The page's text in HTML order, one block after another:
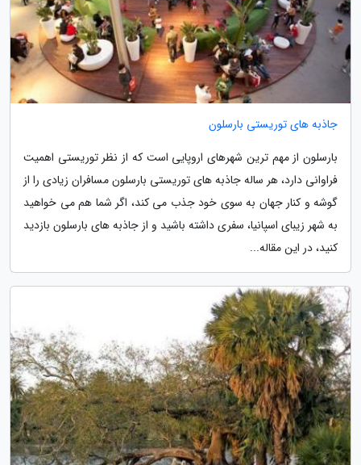
جاذبه های توریستی بارسلون
بارسلون از مهم ترین شهرهای اروپایی است که از نظر توریستی اهمیت
فراوانی دارد، هر ساله جاذبه های توریستی بارسلون مسافران زیادی را از
گوشه و کنار جهان به سوی خود جذب می کند، اگر شما هم می خواهید
به شهر زیبای اسپانیا، سفری داشته باشید و از جاذبه های بارسلون بازدید
کنید، در این مقاله...